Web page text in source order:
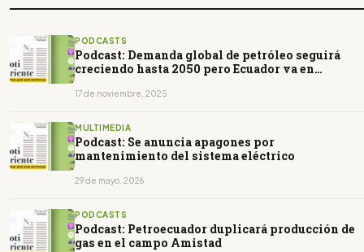
PODCASTS
Podcast: Demanda global de petróleo seguirá
creciendo hasta 2050 pero Ecuador va en
17 de noviembre, 2025
MULTIMEDIA
Podcast: Se anuncia apagones por
mantenimiento del sistema eléctrico
29 de mayo, 2026
PODCASTS
Podcast: Petroecuador duplicará producción de
gas en el campo Amistad